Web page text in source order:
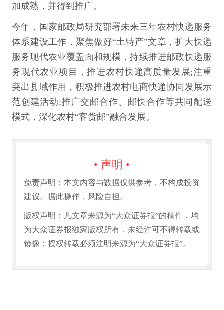
加成熟，并得到推广。
今年，国家邮政局研究部署未来三年农村快递服务
体系建设工作，聚焦做好“土特产”文章，扩大快递
服务现代农业覆盖面和规模，持续推进邮政快递服
务现代农业项目，推进农村快递高质量发展;注重
突出县域作用，积极推进农村电商快递协同发展示
范创建活动;推广交邮合作、邮快合作等共同配送
模式，深化农村“客货邮”融合发展。
• 声明 •
免责声明：本文内容与数据仅供参考，不构成投资
建议。据此操作，风险自担。
版权声明：凡文章来源为“大众证券报”的稿件，均
为大众证券报独家版权所有，未经许可不得转载或
镜像；授权转载必须注明来源为“大众证券报”。